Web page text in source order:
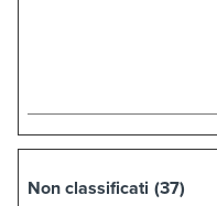
Non classificati (37)